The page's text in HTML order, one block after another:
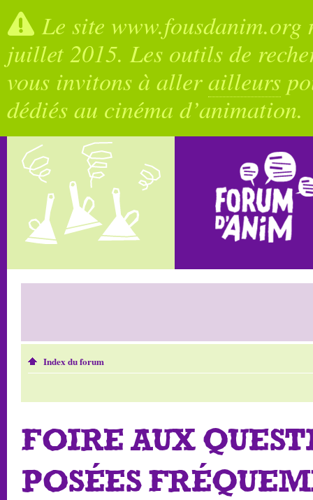
Le site
juillet 2015. Les outils de
vous invitons à allerailleurs
dédiés au cinéma d’animation.
Index du forum
FOIRE AUX
POSÉES